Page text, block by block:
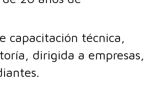
capacitación técnica,
dirigida a empresas,